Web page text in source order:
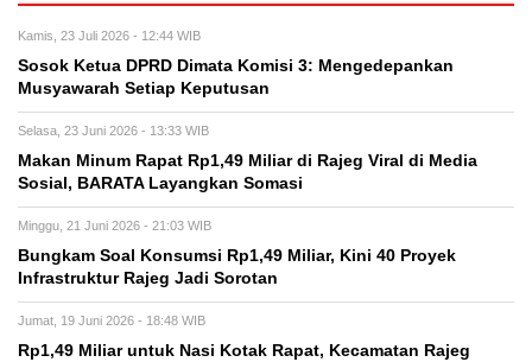
Kamis, 23 Juli 2026 - 12:44 WIB
Sosok Ketua DPRD Dimata Komisi 3: Mengedepankan
Musyawarah Setiap Keputusan
Selasa, 23 Juni 2026 - 13:33 WIB
Makan Minum Rapat Rp1,49 Miliar di Rajeg Viral di Media
Sosial, BARATA Layangkan Somasi
Minggu, 21 Juni 2026 - 21:03 WIB
Bungkam Soal Konsumsi Rp1,49 Miliar, Kini 40 Proyek
Infrastruktur Rajeg Jadi Sorotan
Jumat, 19 Juni 2026 - 18:48 WIB
Rp1,49 Miliar untuk Nasi Kotak Rapat, Kecamatan Rajeg